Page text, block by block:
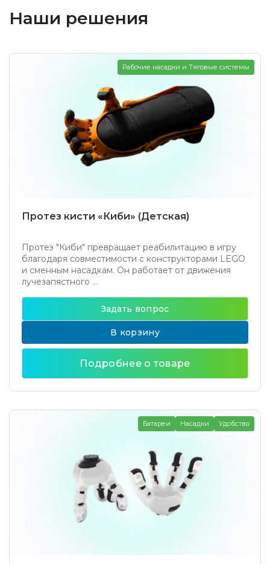
Наши решения
Протез кисти «Киби» (Детская)
Протез "Киби" превращает реабилитацию в игру
благодаря совместимости с конструкторами LEGO
и сменным насадкам. Он работает от движения
лучезапястного ...
Рабочие насадки и Тяговые системы
Задать вопрос
В корзину
Подробнее о товаре
Батареи Насадки Удобство